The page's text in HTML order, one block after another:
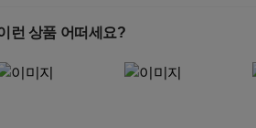
런 상품 어떠세요?